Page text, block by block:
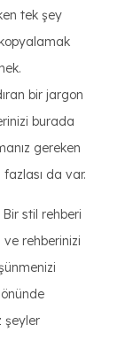
tek şey
bir jargon
burada
gereken
da var.
Bir stil rehberi
rehberinizi
şeyler